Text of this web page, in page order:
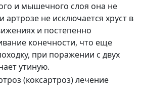
и мышечного слоя она не
артрозе не исключается хруст в
и постепенно
конечности, что еще
при поражении с двух
утиную.